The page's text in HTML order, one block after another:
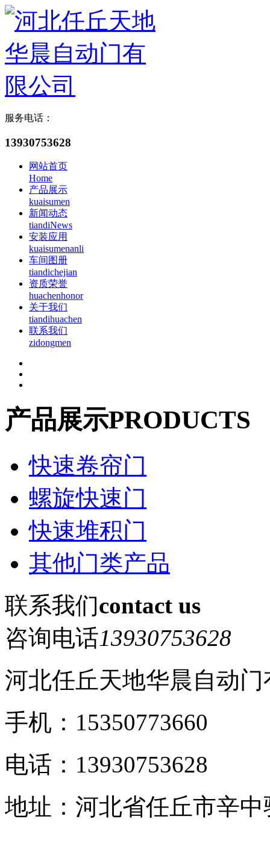
服务电话：
13930753628
网站首页
Home
产品展示
kuaisumen
新闻动态
tiandiNews
安装应用
kuaisumenanli
车间图册
tiandichejian
资质荣誉
huachenhonor
关于我们
tiandihuachen
联系我们
zidongmen
产品展示PRODUCTS
快速卷帘门
螺旋快速门
快速堆积门
其他门类产品
联系我们contact us
咨询电话13930753628
河北任丘天地华晨自动
手机：15350773660
电话：13930753628
地址：河北省任丘市辛